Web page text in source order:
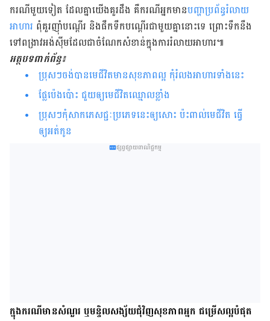
ករណី​មួយ​ទៀត​ ដែលគ្នាយើង​គួរ​ដឹង គឺ​​ករណី​អ្នក​មាន​បញ្ហា​ប្រព័ន្ធ​រំលាយ​
អាហារ ពុំ​គួរ​ញ៉ាំ​បណ្តើរ និង​ផឹក​​ទឹក​បណ្តើរ​ជា​មួយ​គ្នា​នោះ​ទេ ព្រោះ​​ទឹក​នឹង​
ទៅ​​ពង្រាវ​អង់ស៊ីម​​​ដែល​ជា​ចំណែក​សំខាន់​ក្នុង​ការ​រំលាយ​អាហារ​៕ ​
អត្ថបទពាក់ព័ន្ធ៖
ប្រុសៗចង់បានមេជីវិតមាន​សុខភាព​ល្អ កុំ​រំលង​អាហារទាំងនេះ
ផ្លែប៉េងប៉ោះ ជួយឲ្យមេជីវិតឈ្មោលខ្លាំង
ប្រុសៗកុំសាកភេសជ្ជៈប្រភេទនេះឲ្យសោះ ប៉ះពាល់មេជីវិត ធ្វើ
ឲ្យអត់កូន
ផ្សព្វផ្សាយពាណិជ្ជកម្ម
ក្នុង​ករណី​មាន​សំណួរ ឬ​មន្ទិលសង្ស័យ​ជុំវិញ​សុខភាព​អ្នក ជម្រើស​ល្អ​បំផុត